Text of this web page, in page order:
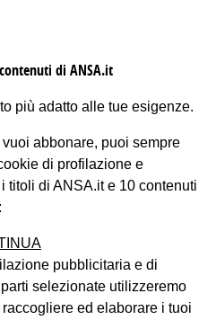
di ANSA.it
più adatto alle tue esigenze.
abbonare, puoi sempre
di profilazione e
titoli di ANSA.it e 10 contenuti
pubblicitaria e di
selezionate utilizzeremo
ed elaborare i tuoi